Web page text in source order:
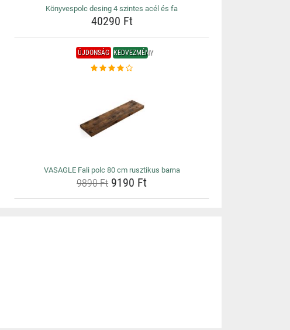
Könyvespolc desing 4 szintes acél és fa
40290 Ft
ÚJDONSÁG KEDVEZMÉNY
VASAGLE Fali polc 80 cm rusztikus barna
9890 Ft 9190 Ft